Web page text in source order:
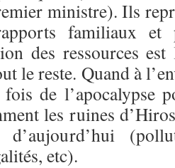
ministre). Ils
familiaux et
des ressources
le reste. Quand à
de l’apocalypse
les ruines
etc).